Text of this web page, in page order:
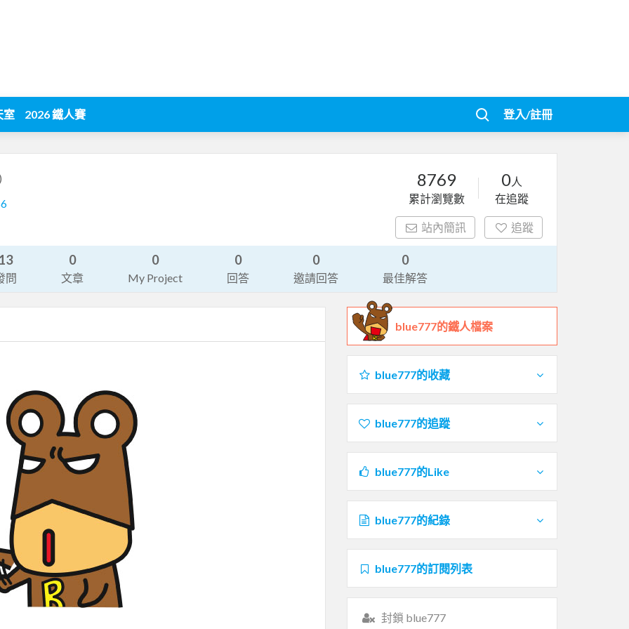
室 2026 鐵人賽 登入/註冊
8769
累計瀏覽數
0人
在追蹤
站內簡訊 追蹤
問
0
文章
0
My Project
0
回答
0
邀請回答
0
最佳解答
blue777的鐵人檔案
blue777的收藏
blue777的追蹤
blue777的Like
blue777的紀錄
blue777的訂閱列表
封鎖 blue777